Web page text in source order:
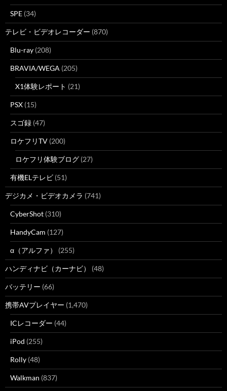
SPE (34)
テレビ・ビデオレコーダー (870)
Blu-ray (208)
BRAVIA/WEGA (205)
X1体験レポート (21)
PSX (15)
スゴ録 (47)
ロケフリTV (200)
ロケフリ体験ブログ (27)
有機ELテレビ (51)
デジカメ・ビデオカメラ (741)
CyberShot (310)
HandyCam (127)
α（アルファ） (255)
ハンディナビ（カーナビ） (48)
バッテリー (66)
携帯AVプレイヤー (1,470)
ICレコーダー (44)
iPod (255)
Rolly (48)
Walkman (837)